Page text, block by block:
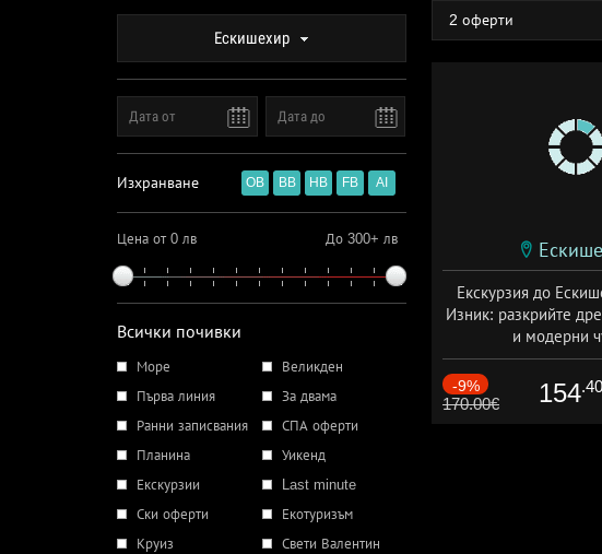
Ескишехир
Изхранване OB BB HB FB AI
Цена от 0 лв До 300+ лв
Всички почивки
Море
Великден
Първа линия
За двама
Ранни записвания
СПА оферти
Планина
Уикенд
Екскурзии
Last minute
Ски оферти
Екотуризъм
Круиз
Свети Валентин
2 оферти
Екскурзия до
Изник: разкрийте
и модерни
+
-9%
170.00€ 154.40